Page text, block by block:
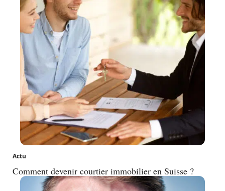
Actu
Comment devenir courtier immobilier en Suisse ?